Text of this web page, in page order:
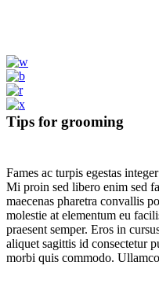
Tips for grooming
Fames ac turpis egestas
Mi proin sed libero enim sed
maecenas pharetra convallis
molestie at elementum eu
praesent semper. Eros in
aliquet sagittis id consectetur
morbi quis commodo.